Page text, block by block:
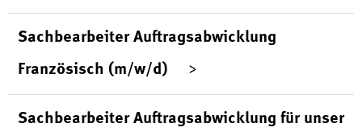
Sachbearbeiter Auftragsabwicklung
Französisch (m/w/d)
Sachbearbeiter Auftragsabwicklung für unser